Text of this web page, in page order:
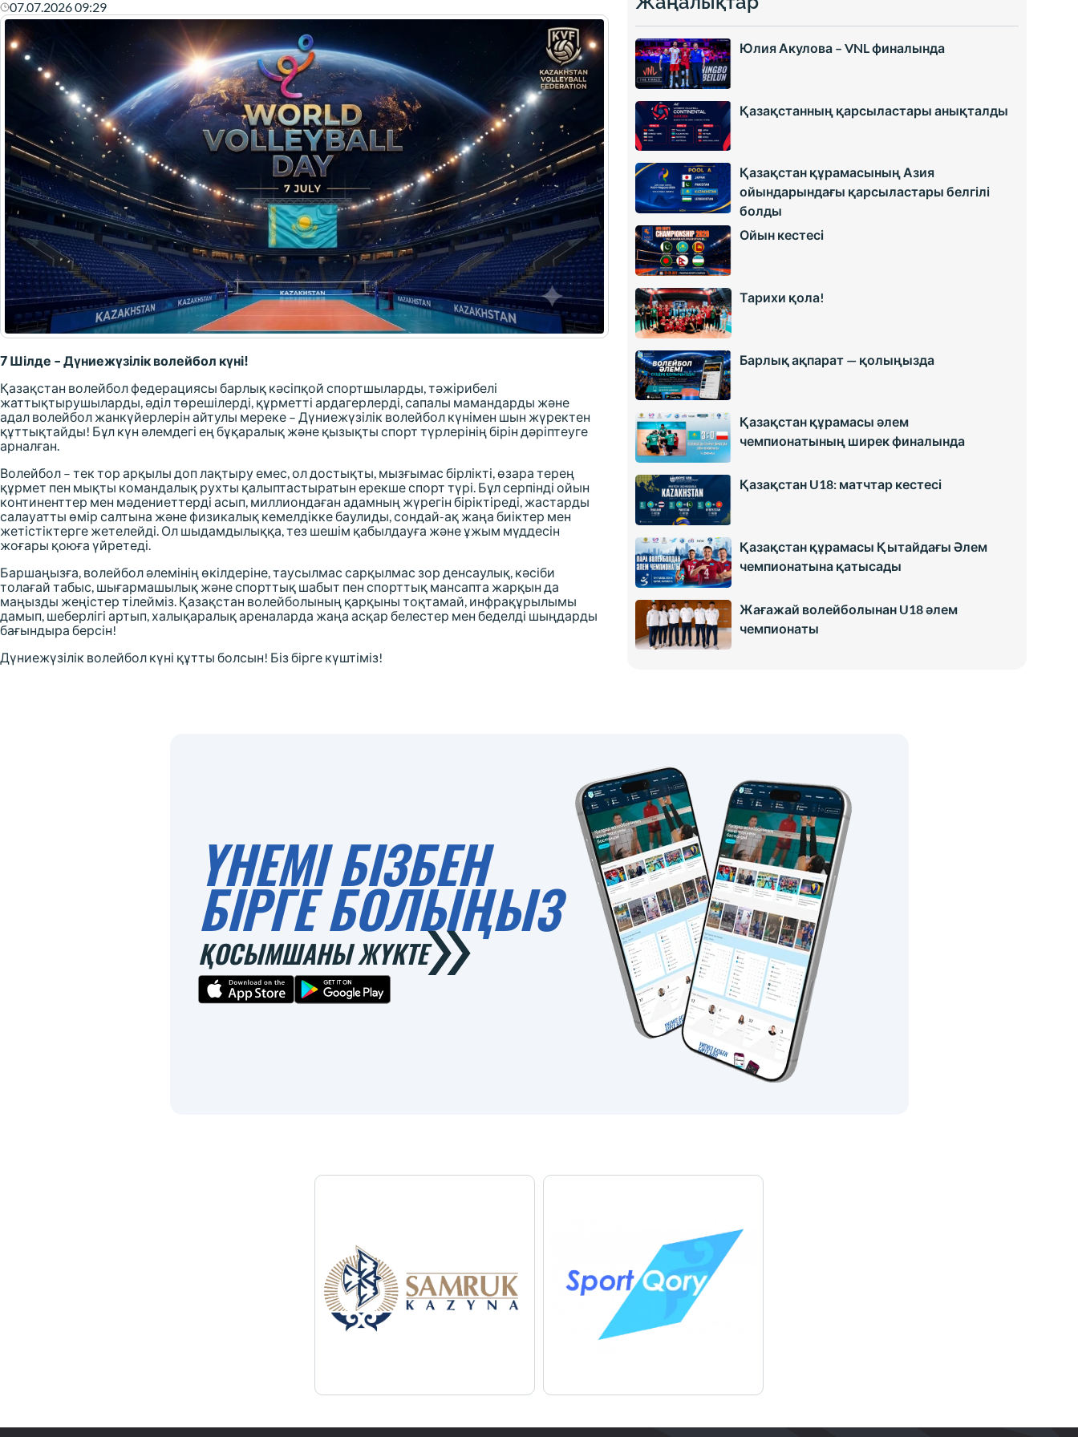
07.07.2026 09:29
7 Шілде – Дүниежүзілік волейбол күні!
Қазақстан волейбол федерациясы барлық кәсіпқой спортшыларды,тәжірибелі
жаттықтырушыларды,әділ төрешілерді, құрметті ардагерлерді,сапалы мамандарды және
адал волейбол жанкүйерлерін айтулы мереке – Дүниежүзілік волейбол күнімен шын жүректен
құттықтайды! Бұл күн әлемдегі ең бұқаралық және қызықты спорт түрлерінің бірін дәріптеуге
арналған.
Волейбол – тек тор арқылы доп лақтыру емес,ол достықты, мызғымас бірлікті,өзара терең
құрмет пен мықты командалық рухты қалыптастыратын ерекше спорт түрі. Бұл серпінді ойын
континенттер мен мәдениеттерді асып, миллиондаған адамның жүрегін біріктіреді, жастарды
салауатты өмір салтына және физикалық кемелдікке баулиды,сондай-ақ жаңа биіктер мен
жетістіктерге жетелейді. Ол шыдамдылыққа,тез шешім қабылдауға және ұжым мүддесін
жоғары қоюға үйретеді.
Баршаңызға, волейбол әлемінің өкілдеріне,таусылмас сарқылмас зор денсаулық, кәсіби
толағай табыс, шығармашылық және спорттық шабыт пен спорттық мансапта жарқын да
маңызды жеңістер тілейміз. Қазақстан волейболының қарқыны тоқтамай, инфрақұрылымы
дамып, шеберлігі артып, халықаралық ареналарда жаңа асқар белестер мен беделді шыңдарды
бағындыра берсін!
Дүниежүзілік волейбол күні құтты болсын! Біз бірге күштіміз!
Юлия Акулова – VNL финалында
Қазақстанның қарсыластары анықталды
Қазақстан құрамасының Азия
ойындарындағы қарсыластары белгілі
болды
Ойын кестесі
Тарихи қола!
Барлық ақпарат — қолыңызда
Қазақстан құрамасы әлем
чемпионатының ширек финалында
Қазақстан U18: матчтар кестесі
Қазақстан құрамасы Қытайдағы Әлем
чемпионатына қатысады
Жағажай волейболынан U18 әлем
чемпионаты
ҮНЕМІ БІЗБЕН
БІРГЕ БОЛЫҢЫЗ
ҚОСЫМШАНЫ ЖҮКТЕ